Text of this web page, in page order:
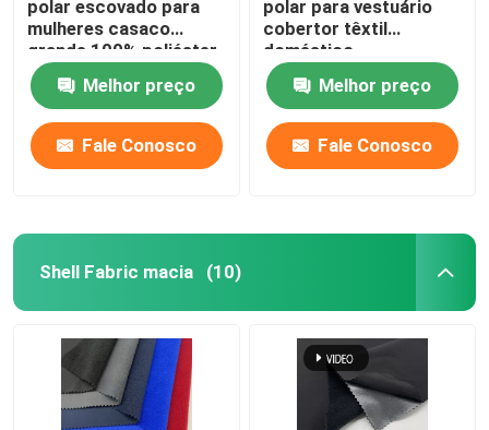
polar escovado para
mulheres casaco
grande 100% poliéster
tingido 160gm quente
Melhor preço
Fale Conosco
polar para vestuário
cobertor têxtil
doméstico
Melhor preço
Fale Conosco
Shell Fabric macia (10)